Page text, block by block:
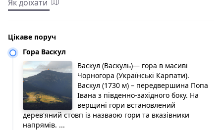
Як доїхати
Цікаве поруч
Гора Васкул
Васкул (Васкуль)— гора в масиві
Чорногора (Українські Карпати).
Васкул (1730 м) – передвершина Попа
Івана з південно-західного боку. На
верщині гори встановлений
дерев'яний стовп із назваою гори та вказівники
напрямів. ...